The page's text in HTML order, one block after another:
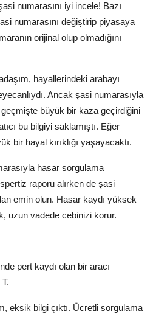
numarasını iyi incele! Bazı
numarasını değiştirip piyasaya
orijinal olup olmadığını
hayallerindeki arabayı
Ancak şasi numarasıyla
geçmişte büyük bir kaza geçirdiğini
bu bilgiyi saklamıştı. Eğer
bir hayal kırıklığı yaşayacaktı.
hasar sorgulama
raporu alırken de şasi
emin olun. Hasar kaydı yüksek
uzun vadede cebinizi korur.
pert kaydı olan bir aracı
eksik bilgi çıktı. Ücretli sorgulama